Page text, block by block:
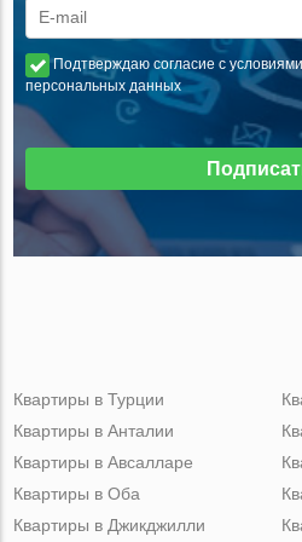
Подтверждаю согласие с
персональных данных
Квартиры в Турции
Квартиры в Анталии
Квартиры в Авсалларе
Квартиры в Оба
Квартиры в Джикджилли